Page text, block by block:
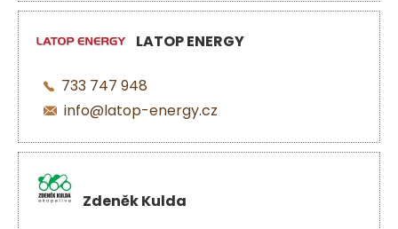
LATOP ENERGY
733 747 948
info@latop-energy.cz
Zdeněk Kulda